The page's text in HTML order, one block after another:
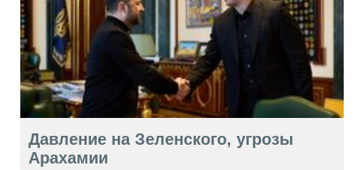
Давление на Зеленского, угрозы
Арахамии